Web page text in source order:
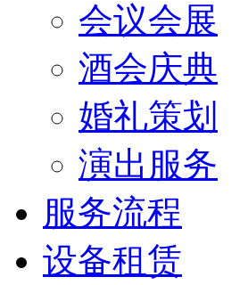
会议会展
酒会庆典
婚礼策划
演出服务
服务流程
设备租赁